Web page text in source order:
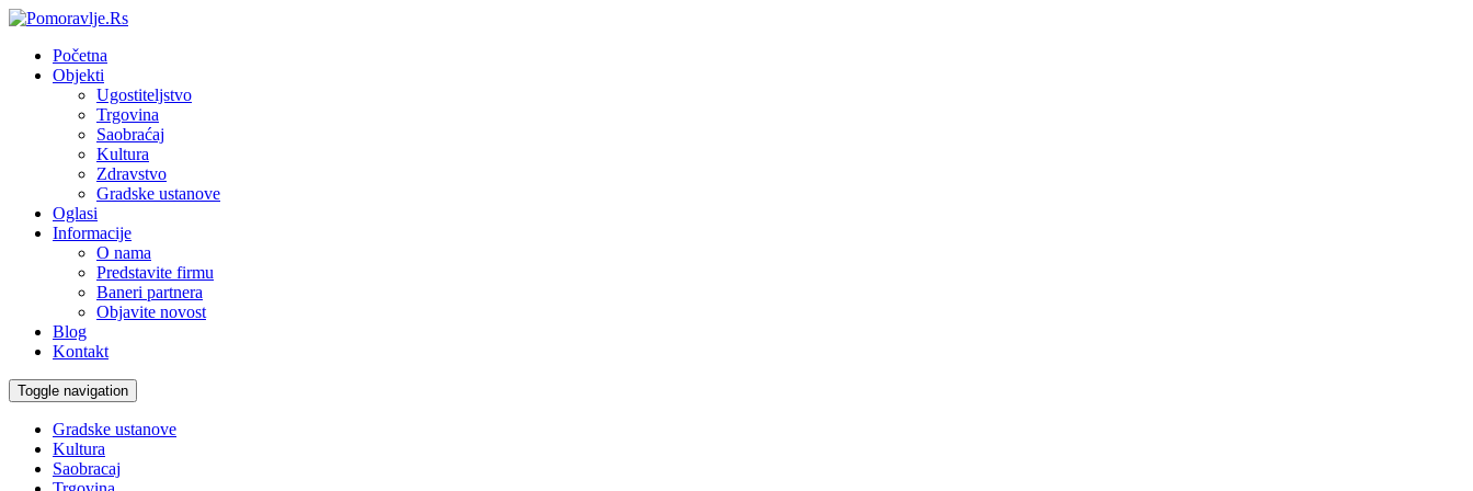
Početna
Objekti
Ugostiteljstvo
Trgovina
Saobraćaj
Kultura
Zdravstvo
Gradske ustanove
Oglasi
Informacije
O nama
Predstavite firmu
Baneri partnera
Objavite novost
Blog
Kontakt
Toggle navigation
Gradske ustanove
Kultura
Saobracaj